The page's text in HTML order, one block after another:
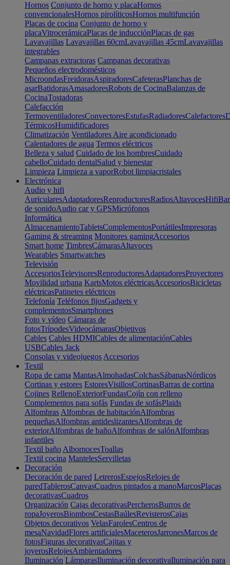
Hornos Conjunto de horno y placaHornos
convencionalesHornos pirolíticosHornos multifunción
Placas de cocina Conjunto de horno y
placaVitrocerámicaPlacas de inducciónPlacas de gas
Lavavajillas Lavavajillas 60cmLavavajillas 45cmLavavajillas
integrables
Campanas extractoras Campanas decorativas
Pequeños electrodomésticos
MicroondasFreidorasAspiradoresCafeterasPlanchas de
asarBatidorasAmasadoresRobots de CocinaBalanzas de
CocinaTostadoras
Calefacción
TermoventiladoresConvectoresEstufasRadiadoresCalefactores
TérmicosHumidificadores
Climatización Ventiladores Aire acondicionado
Calentadores de agua Termos eléctricos
Belleza y salud Cuidado de los hombresCuidado
cabelloCuidado dentalSalud y bienestar
Limpieza Limpieza a vaporRobot limpiacristales
Electrónica
Audio y hifi
AuricularesAdaptadoresReproductoresRadiosAltavocesHifi
de sonidoAudio car y GPSMicrófonos
Informática
AlmacenamientoTabletsComplementosPortátilesImpresoras
Gaming & streaming Monitores gamingAccesorios
Smart home TimbresCámarasAltavoces
Wearables Smartwatches
Televisión
AccesoriosTelevisoresReproductoresAdaptadoresProyectores
Movilidad urbana KartsMotos eléctricasAccesoriosBicicletas
eléctricasPatinetes eléctricos
Telefonía Teléfonos fijosGadgets y
complementosSmartphones
Foto y vídeo Cámaras de
fotosTrípodesVideocámarasObjetivos
Cables Cables HDMICables de alimentaciónCables
USBCables Jack
Consolas y videojuegos Accesorios
Textil
Ropa de cama MantasAlmohadasColchasSábanasNórdicos
Cortinas y estores EstoresVisillosCortinasBarras de cortina
Cojines RellenoExteriorFundasCojín con relleno
Complementos para sofás Fundas de sofásPlaids
Alfombras Alfombras de habitaciónAlfombras
pequeñasAlfombras antideslizantesAlfombras de
exteriorAlfombras de bañoAlfombras de salónAlfombras
infantiles
Textil baño AlbornocesToallas
Textil cocina MantelesServilletas
Decoración
Decoración de pared LetrerosEspejosRelojes de
paredTablerosCanvasCuadros pintados a manoMarcosPlacas
decorativasCuadros
Organización Cajas decorativasPercherosBurros de
ropaJoyerosBiombosCestasBaúlesRevisterosCajas
Objetos decorativos VelasFarolesCentros de
mesaNavidadFlores artificialesMaceterosJarronesMarcos de
fotosFiguras decorativasCajitas y
joyerosRelojesAmbientadores
Iluminación LámparasIluminación decorativaIluminación para